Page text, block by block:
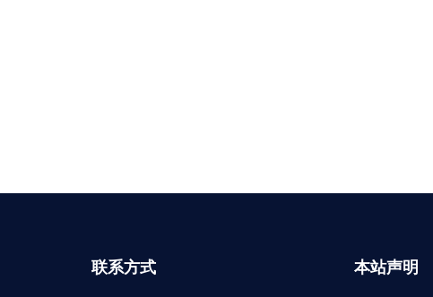
联系方式 本站声明